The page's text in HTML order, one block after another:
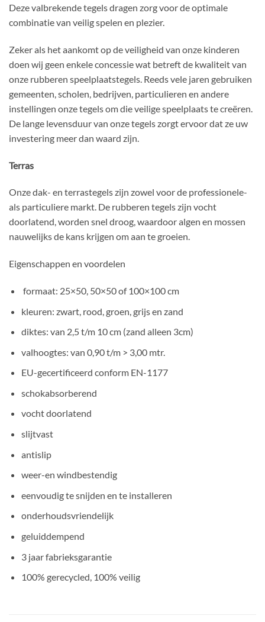
Deze valbrekende tegels dragen zorg voor de optimale
combinatie van veilig spelen en plezier.
Zeker als het aankomt op de veiligheid van onze kinderen
doen wij geen enkele concessie wat betreft de kwaliteit van
onze rubberen speelplaatstegels. Reeds vele jaren gebruiken
gemeenten, scholen, bedrijven, particulieren en andere
instellingen onze tegels om die veilige speelplaats te creëren.
De lange levensduur van onze tegels zorgt ervoor dat ze uw
investering meer dan waard zijn.
Terras
Onze dak- en terrastegels zijn zowel voor de professionele-
als particuliere markt. De rubberen tegels zijn vocht
doorlatend, worden snel droog, waardoor algen en mossen
nauwelijks de kans krijgen om aan te groeien.
Eigenschappen en voordelen
formaat: 25×50, 50×50 of 100×100 cm
kleuren: zwart, rood, groen, grijs en zand
diktes: van 2,5 t/m 10 cm (zand alleen 3cm)
valhoogtes: van 0,90 t/m > 3,00 mtr.
EU-gecertificeerd conform EN-1177
schokabsorberend
vocht doorlatend
slijtvast
antislip
weer-en windbestendig
eenvoudig te snijden en te installeren
onderhoudsvriendelijk
geluiddempend
3 jaar fabrieksgarantie
100% gerecycled, 100% veilig